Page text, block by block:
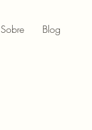
Sobre Blog